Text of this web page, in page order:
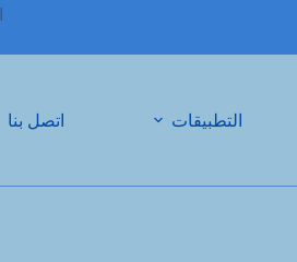
التطبيقات اتصل بنا